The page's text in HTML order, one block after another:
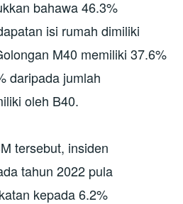
bahawa 46.3%
isi rumah dimiliki
M40 memiliki 37.6%
daripada jumlah
oleh B40.
tersebut, insiden
tahun 2022 pula
kepada 6.2%